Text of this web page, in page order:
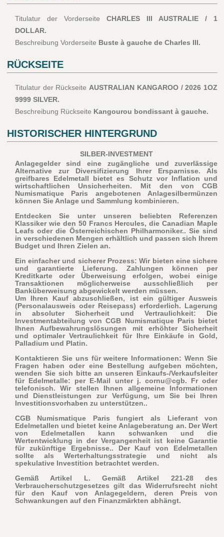
Titulatur der Vorderseite CHARLES III AUSTRALIE / 1
DOLLAR.
Beschreibung Vorderseite Buste à gauche de Charles III.
RÜCKSEITE
Titulatur der RückseiteAUSTRALIAN KANGAROO / 2026 1OZ
9999 SILVER.
Beschreibung Rückseite Kangourou bondissant à gauche.
HISTORISCHER HINTERGRUND
SILBER-INVESTMENT
Anlagegelder sind eine zugängliche und zuverlässige
Alternative zur Diversifizierung Ihrer Ersparnisse. Als
greifbares Edelmetall bietet es Schutz vor Inflation und
wirtschaftlichen Unsicherheiten. Mit den von CGB
Numismatique Paris angebotenen Anlagesilbermünzen
können Sie Anlage und Sammlung kombinieren.
Entdecken Sie unter unseren beliebten Referenzen
Klassiker wie den 50 Francs Hercules, die Canadian Maple
Leafs oder die Österreichischen Philharmoniker.. Sie sind
in verschiedenen Mengen erhältlich und passen sich Ihrem
Budget und Ihren Zielen an.
Ein einfacher und sicherer Prozess: Wir bieten eine sichere
und garantierte Lieferung. Zahlungen können per
Kreditkarte oder Überweisung erfolgen, wobei einige
Transaktionen möglicherweise ausschließlich per
Banküberweisung abgewickelt werden müssen.
Um Ihren Kauf abzuschließen, ist ein gültiger Ausweis
(Personalausweis oder Reisepass) erforderlich. Lagerung
in absoluter Sicherheit und Vertraulichkeit: Die
Investmentabteilung von CGB Numismatique Paris bietet
Ihnen Aufbewahrungslösungen mit erhöhter Sicherheit
und optimaler Vertraulichkeit für Ihre Einkäufe in Gold,
Palladium und Platin.
Kontaktieren Sie uns für weitere Informationen: Wenn Sie
Fragen haben oder eine Bestellung aufgeben möchten,
wenden Sie sich bitte an unseren Einkaufs-/Verkaufsleiter
für Edelmetalle: per E-Mail unter j. cornu@cgb. Fr oder
telefonisch. Wir stellen Ihnen allgemeine Informationen
und Dienstleistungen zur Verfügung, um Sie bei Ihren
Investitionsvorhaben zu unterstützen..
CGB Numismatique Paris fungiert als Lieferant von
Edelmetallen und bietet keine Anlageberatung an. Der Wert
von Edelmetallen kann schwanken und die
Wertentwicklung in der Vergangenheit ist keine Garantie
für zukünftige Ergebnisse.. Der Kauf von Edelmetallen
sollte als Werterhaltungsstrategie und nicht als
spekulative Investition betrachtet werden.
Gemäß Artikel L. Gemäß Artikel 221-28 des
Verbraucherschutzgesetzes gilt das Widerrufsrecht nicht
für den Kauf von Anlagegeldern, deren Preis von
Schwankungen auf den Finanzmärkten abhängt.